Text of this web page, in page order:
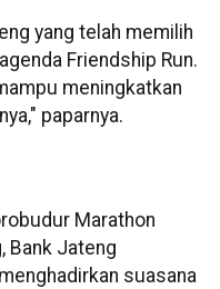
yang telah memilih
Friendship Run.
meningkatkan
paparnya.
Marathon
Bank Jateng
suasana